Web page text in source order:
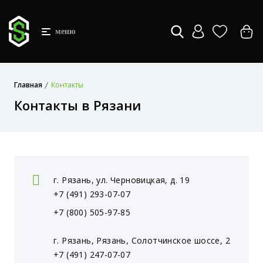
меню
Главная Контакты
Контакты в Рязани
г. Рязань, ул. Черновицкая, д. 19
+7 (491) 293-07-07
+7 (800) 505-97-85
г. Рязань, Рязань, Солотчинское шоссе, 2
+7 (491) 247-07-07